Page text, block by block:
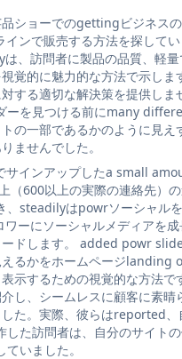
ショーでのgettingビジネスの
ンで販売する方法を探してい
、訪問者に製品の品質、軽量
覚的に魅力的な方法で示しま
する適切な解決策を提供しま
ーを見つける前にmany
の一部であるかのように見え
ませんでした。
サインアップしたa small
（600以上の実際の連絡先）
、steadilyはpowrソーシャル
ーにソーシャルメディアを
ドします。 added powr
るかをホームページlanding
示するための視覚的な方法で
し、シームレスに顧客に素晴
た。実際、彼らはreported、
た訪問者は、自分のサイト
いました。